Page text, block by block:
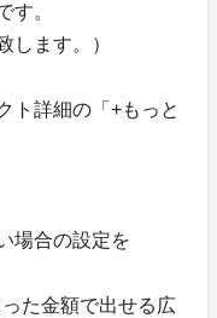
す。
します。）
ト詳細の「+もっと
場合の設定を
た金額で出せる広